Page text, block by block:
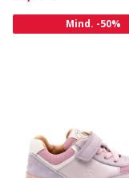
Mind. -50%